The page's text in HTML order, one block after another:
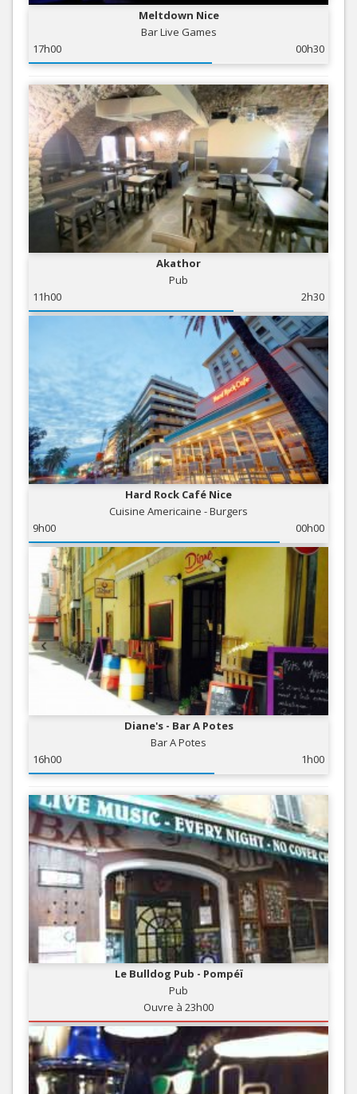
Meltdown Nice
Bar Live Games
17h00
00h30
Akathor
Pub
11h00
2h30
Hard Rock Café Nice
Cuisine Americaine - Burgers
9h00
00h00
Diane's - Bar A Potes
Bar A Potes
16h00
1h00
Le Bulldog Pub - Pompéï
Pub
Ouvre à 23h00